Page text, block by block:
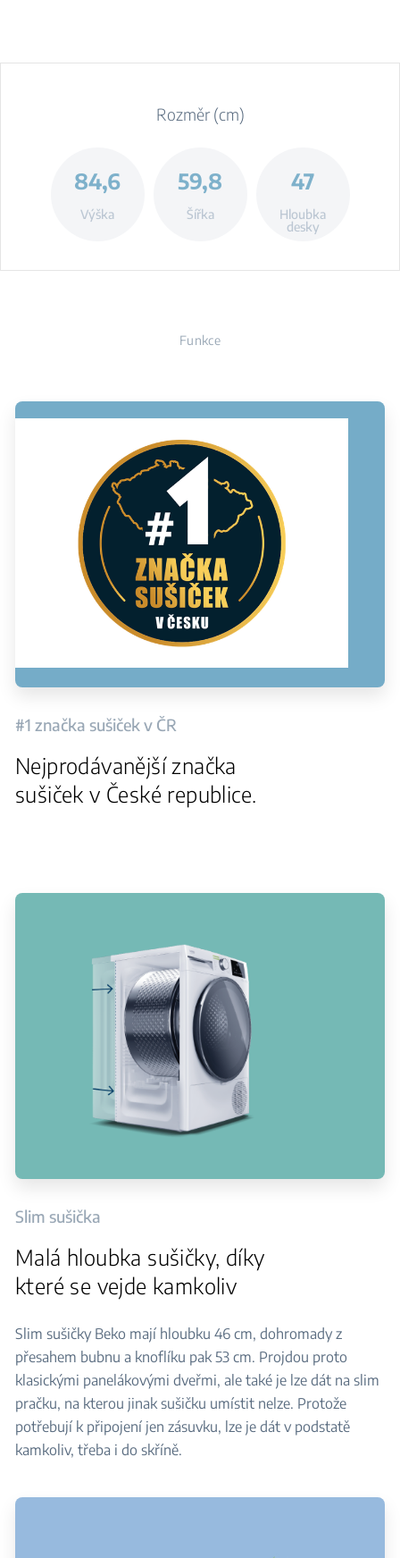
Rozměr (cm)
84,6
Výška
59,8
Šířka
47
Hloubka
desky
Funkce
#1 značka sušiček v ČR
Nejprodávanější značka
sušiček v České republice.
Slim sušička
Malá hloubka sušičky, díky
které se vejde kamkoliv
Slim sušičky Beko mají hloubku 46 cm, dohromady z
přesahem bubnu a knoflíku pak 53 cm. Projdou proto
klasickými panelákovými dveřmi, ale také je lze dát na slim
pračku, na kterou jinak sušičku umístit nelze. Protože
potřebují k připojení jen zásuvku, lze je dát v podstatě
kamkoliv, třeba i do skříně.